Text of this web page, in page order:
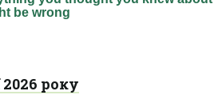
2026 року